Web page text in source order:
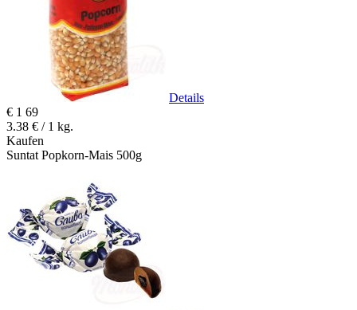
Details
€ 1 69
3.38 € / 1 kg.
Kaufen
Suntat Popkorn-Mais 500g